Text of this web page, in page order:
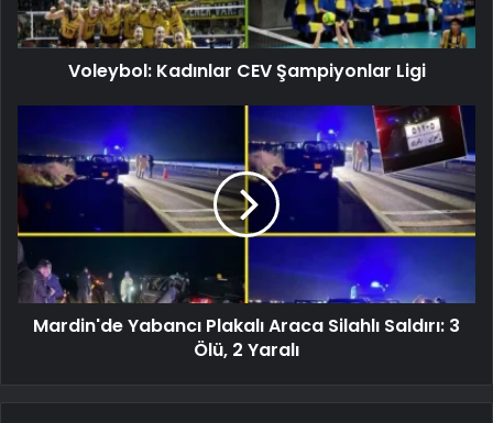
Voleybol: Kadınlar CEV Şampiyonlar Ligi
Mardin'de Yabancı Plakalı Araca Silahlı Saldırı: 3
Ölü, 2 Yaralı